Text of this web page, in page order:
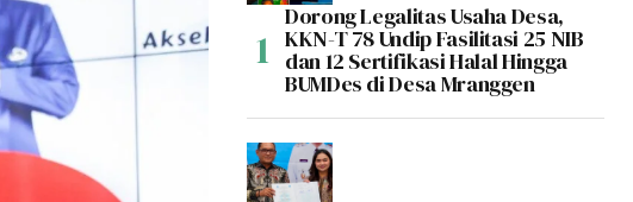
Dorong Legalitas Usaha Desa,
KKN-T 78 Undip Fasilitasi 25 NIB
dan 12 Sertifikasi Halal Hingga
BUMDes di Desa Mranggen